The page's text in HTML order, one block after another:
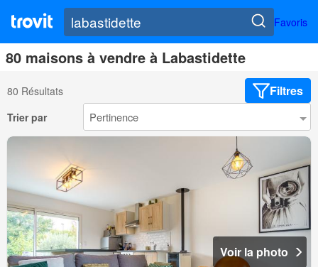
Favoris
80 maisons à vendre à Labastidette
80 Résultats Filtres
Trier par
Voir la photo